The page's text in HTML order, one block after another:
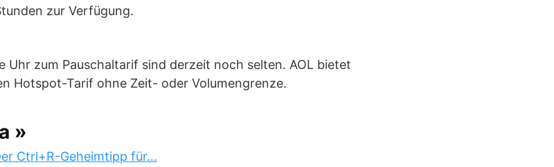
zur Verfügung.
Uhr zum Pauschaltarif sind derzeit noch selten. AOL bietet
Hotspot-Tarif ohne Zeit- oder Volumengrenze.
»
Ctrl+R-Geheimtipp für…